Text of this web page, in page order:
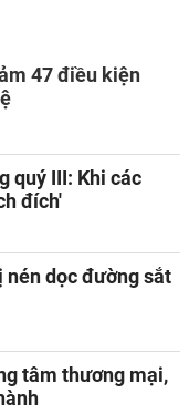
47 điều kiện
quý III: Khi các
đích'
dọc đường sắt
tâm thương mại,